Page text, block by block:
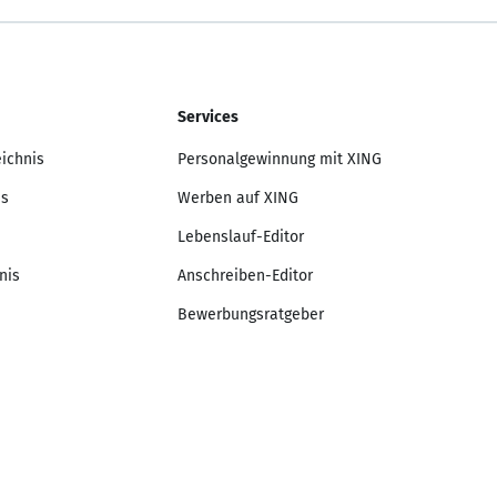
Services
Personalgewinnung mit XING
Werben auf XING
Lebenslauf-Editor
Anschreiben-Editor
Bewerbungsratgeber